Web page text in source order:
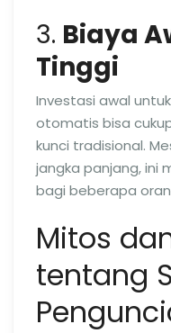
3. Biaya
Tinggi
Investasi awal
otomatis bisa
kunci tradisional.
jangka panjang, ini
bagi beberapa
Mitos
tentang